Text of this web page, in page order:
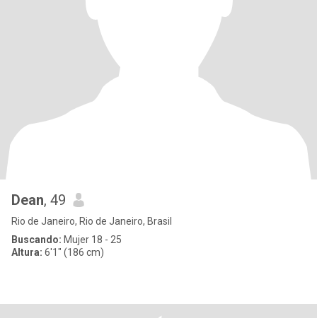
Dean, 49
Rio de Janeiro, Rio de Janeiro, Brasil
Buscando: Mujer 18 - 25
Altura: 6'1" (186 cm)